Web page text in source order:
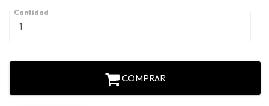
Cantidad
COMPRAR